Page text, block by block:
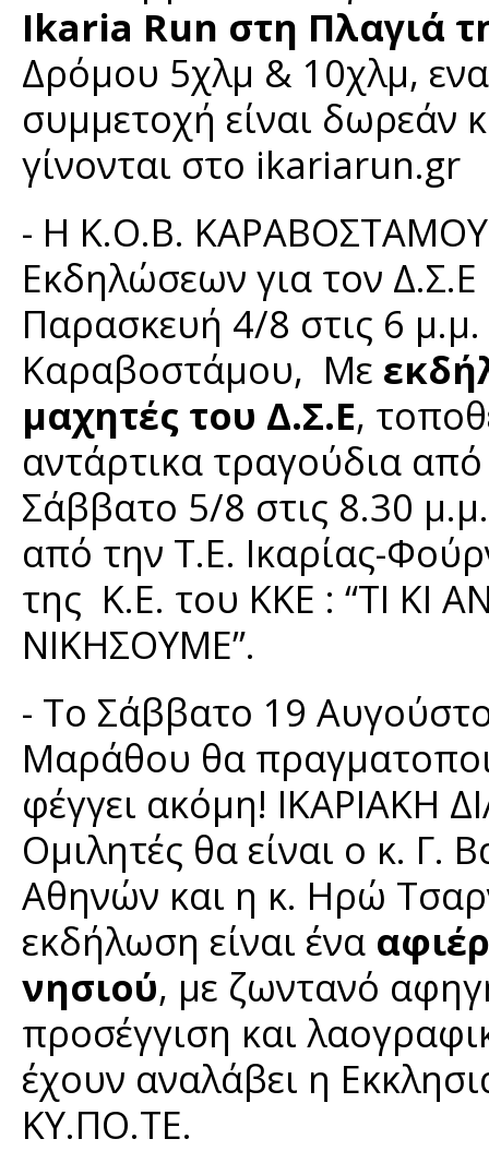
Ikaria Run στη Πλαγιά
Δρόμου 5χλμ & 10χλμ,
συμμετοχή είναι δωρεάν
γίνονται στο ikariarun.gr
- Η Κ.Ο.Β. ΚΑΡΑΒΟΣΤΑΜΟΥ
Εκδηλώσεων για τον Δ.Σ.Ε
Παρασκευή 4/8 στις 6
Καραβοστάμου, Με
μαχητές του Δ.Σ.Ε,
αντάρτικα τραγούδια
Σάββατο 5/8 στις 8.30
από την Τ.Ε. Ικαρίας-
της Κ.Ε. του ΚΚΕ : “ΤΙ
ΝΙΚΗΣΟΥΜΕ”.
- Το Σάββατο 19
Μαράθου θα
φέγγει ακόμη!
Ομιλητές θα είναι ο κ. Γ.
Αθηνών και η κ. Ηρώ
εκδήλωση είναι ένα
νησιού, με ζωντανό
προσέγγιση και
έχουν αναλάβει η
ΚΥ.ΠΟ.ΤΕ.